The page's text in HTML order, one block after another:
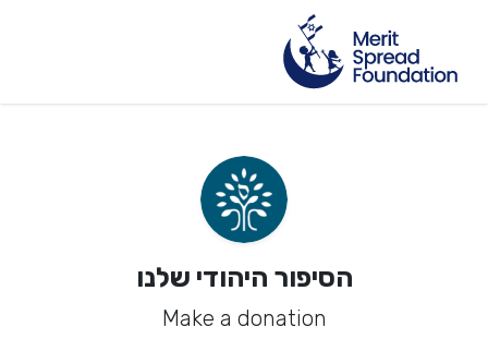
הסיפור היהודי שלנו
Make a donation